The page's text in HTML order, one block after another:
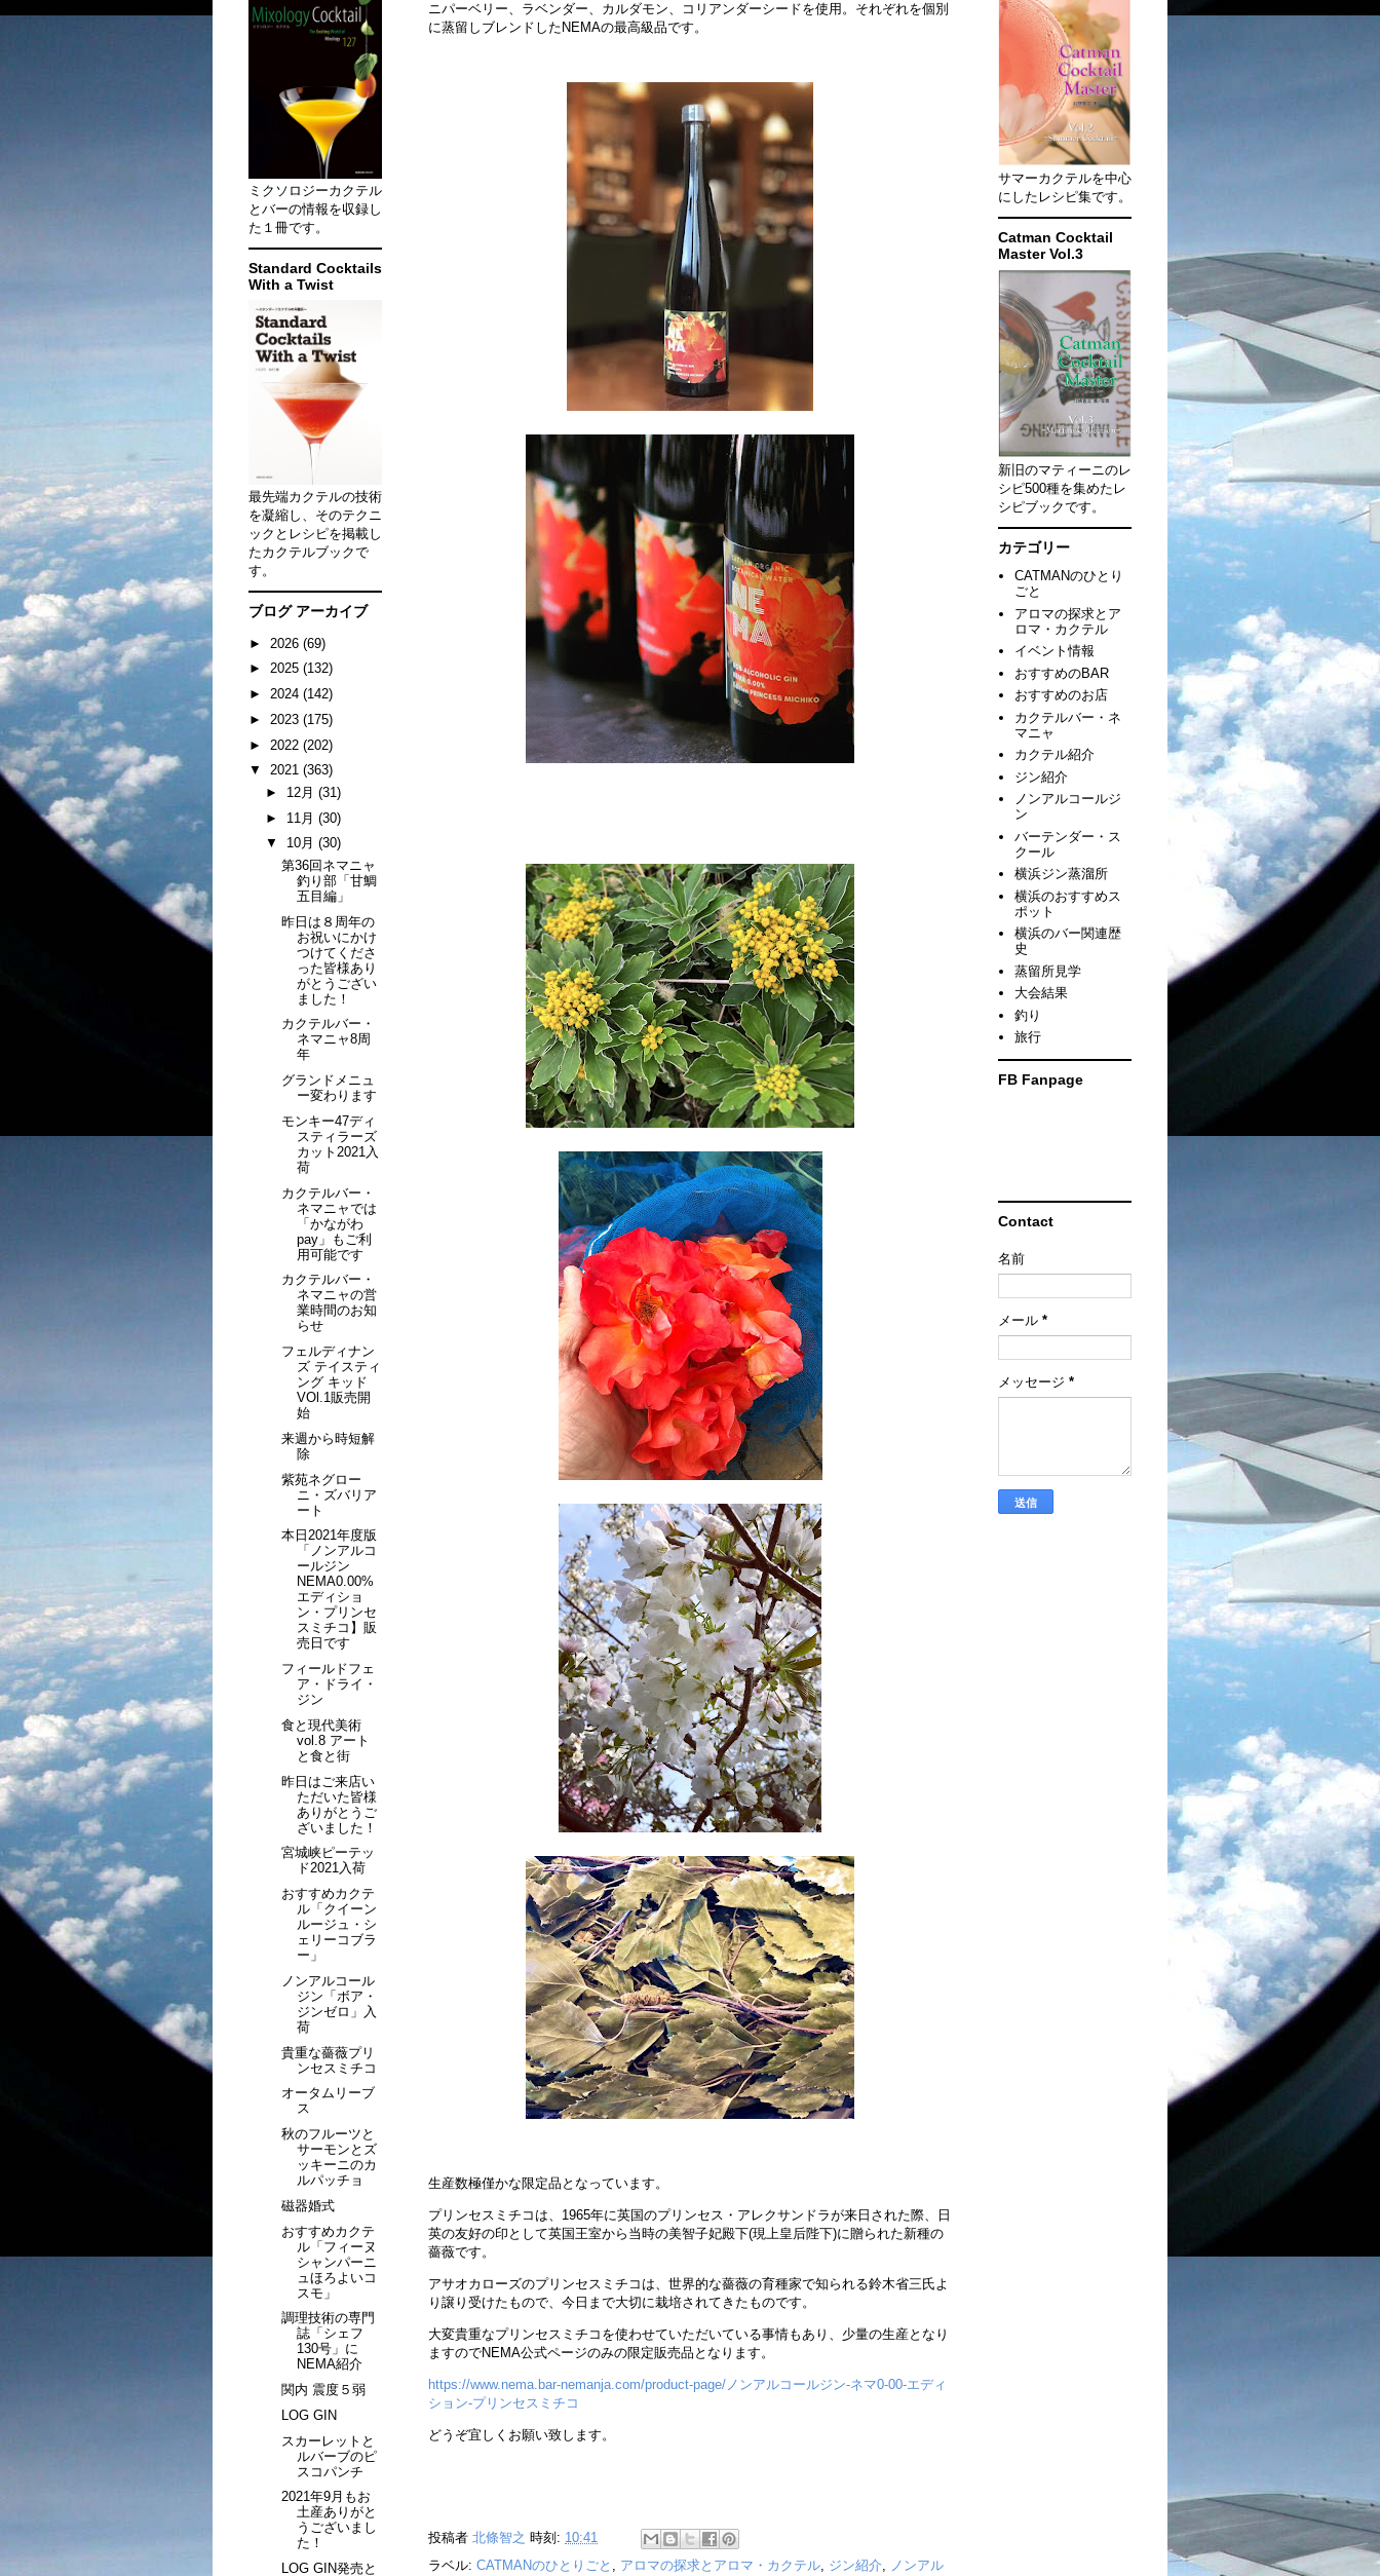
ニパーベリー、ラベンダー、カルダモン、コリアンダーシードを使用。それぞれを個別
に蒸留しブレンドしたNEMAの最高級品です。
生産数極僅かな限定品となっています。
プリンセスミチコは、1965年に英国のプリンセス・アレクサンドラが来日された際、日
英の友好の印として英国王室から当時の美智子妃殿下(現上皇后陛下)に贈られた新種の
薔薇です。
アサオカローズのプリンセスミチコは、世界的な薔薇の育種家で知られる鈴木省三氏よ
り譲り受けたもので、今日まで大切に栽培されてきたものです。
大変貴重なプリンセスミチコを使わせていただいている事情もあり、少量の生産となり
ますのでNEMA公式ページのみの限定販売品となります。
https://www.nema.bar-nemanja.com/product-page/ノンアルコールジン-ネマ0-00-エディ
ション-プリンセスミチコ
どうぞ宜しくお願い致します。
投稿者 北條智之 時刻: 10:41
ラベル: CATMANのひとりごと アロマの探求とアロマ・カクテル ジン紹介 ノンアル
ミクソロジーカクテル
とバーの情報を収録し
た１冊です。
Standard Cocktails
With a Twist
最先端カクテルの技術
を凝縮し、そのテクニ
ックとレシピを掲載し
たカクテルブックで
す。
ブログ アーカイブ
► 2026 (69)
► 2025 (132)
► 2024 (142)
► 2023 (175)
► 2022 (202)
▼ 2021 (363)
► 12月 (31)
► 11月 (30)
▼ 10月 (30)
第36回ネマニャ
釣り部「甘鯛
五目編」
昨日は８周年の
お祝いにかけ
つけてくださ
った皆様あり
がとうござい
ました！
カクテルバー・
ネマニャ8周
年
グランドメニュ
ー変わります
モンキー47ディ
スティラーズ
カット2021入
荷
カクテルバー・
ネマニャでは
「かながわ
pay」もご利
用可能です
カクテルバー・
ネマニャの営
業時間のお知
らせ
フェルディナン
ズ テイスティ
ング キッド
VOl.1販売開
始
来週から時短解
除
紫苑ネグロー
ニ・ズバリア
ート
本日2021年度版
「ノンアルコ
ールジン
NEMA0.00%
エディショ
ン・プリンセ
スミチコ】販
売日です
フィールドフェ
ア・ドライ・
ジン
食と現代美術
vol.8 アート
と食と街
昨日はご来店い
ただいた皆様
ありがとうご
ざいました！
宮城峡ピーテッ
ド2021入荷
おすすめカクテ
ル「クイーン
ルージュ・シ
ェリーコブラ
ー」
ノンアルコール
ジン「ボア・
ジンゼロ」入
荷
貴重な薔薇プリ
ンセスミチコ
オータムリーブ
ス
秋のフルーツと
サーモンとズ
ッキーニのカ
ルパッチョ
磁器婚式
おすすめカクテ
ル「フィーヌ
シャンパーニ
ュほろよいコ
スモ」
調理技術の専門
誌「シェフ
130号」に
NEMA紹介
関内 震度５弱
LOG GIN
スカーレットと
ルバーブのピ
スコパンチ
2021年9月もお
土産ありがと
うございまし
た！
LOG GIN発売と
サマーカクテルを中心
にしたレシピ集です。
Catman Cocktail
Master Vol.3
新旧のマティーニのレ
シピ500種を集めたレ
シピブックです。
カテゴリー
CATMANのひとり
ごと
アロマの探求とア
ロマ・カクテル
イベント情報
おすすめのBAR
おすすめのお店
カクテルバー・ネ
マニャ
カクテル紹介
ジン紹介
ノンアルコールジ
ン
バーテンダー・ス
クール
横浜ジン蒸溜所
横浜のおすすめス
ポット
横浜のバー関連歴
史
蒸留所見学
大会結果
釣り
旅行
FB Fanpage
Contact
名前
メール *
メッセージ *